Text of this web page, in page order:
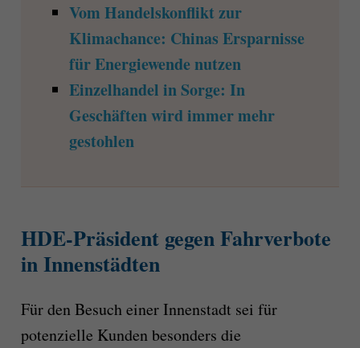
Vom Handelskonflikt zur
Klimachance: Chinas Ersparnisse
für Energiewende nutzen
Einzelhandel in Sorge: In
Geschäften wird immer mehr
gestohlen
HDE-Präsident gegen Fahrverbote
in Innenstädten
Für den Besuch einer Innenstadt sei für
potenzielle Kunden besonders die